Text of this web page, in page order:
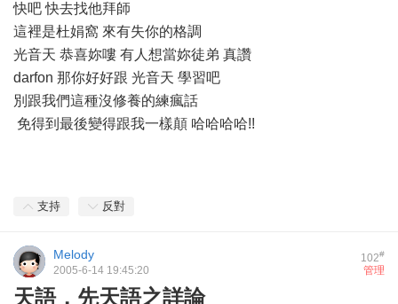
快吧 快去找他拜師
這裡是杜娟窩 來有失你的格調
光音天 恭喜妳嘍 有人想當妳徒弟 真讚
darfon 那你好好跟 光音天 學習吧
別跟我們這種沒修養的練瘋話
免得到最後變得跟我一樣顛 哈哈哈哈!!
支持 反對
102#
Melody
管理
2005-6-14 19:45:20
天語，先天語之詳論